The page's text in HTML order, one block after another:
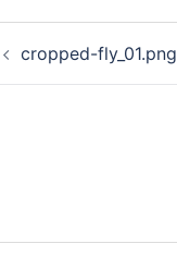
cropped-fly_01.png